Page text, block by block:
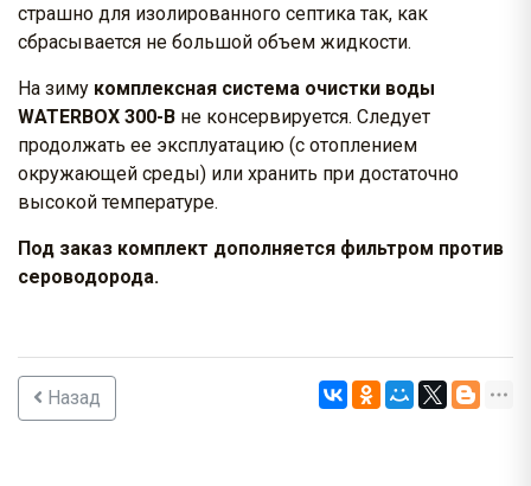
страшно для изолированного септика так, как
сбрасывается не большой объем жидкости.
На зиму комплексная система очистки воды
WATERBOX 300-B не консервируется. Следует
продолжать ее эксплуатацию (с отоплением
окружающей среды) или хранить при достаточно
высокой температуре.
Под заказ комплект дополняется фильтром против
сероводорода.
Назад